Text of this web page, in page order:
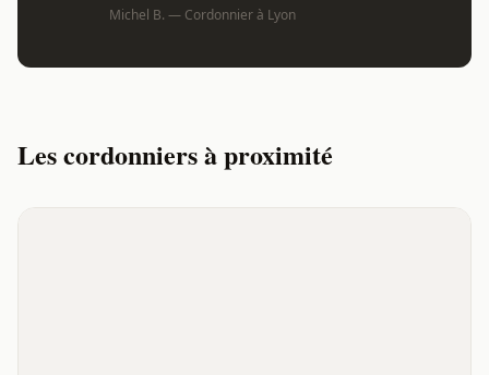
Michel B. — Cordonnier à Lyon
Les cordonniers à proximité